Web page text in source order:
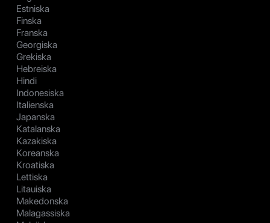
Estniska
Finska
Franska
Georgiska
Grekiska
Hebreiska
Hindi
Indonesiska
Italienska
Japanska
Katalanska
Kazakiska
Koreanska
Kroatiska
Lettiska
Litauiska
Makedonska
Malagassiska